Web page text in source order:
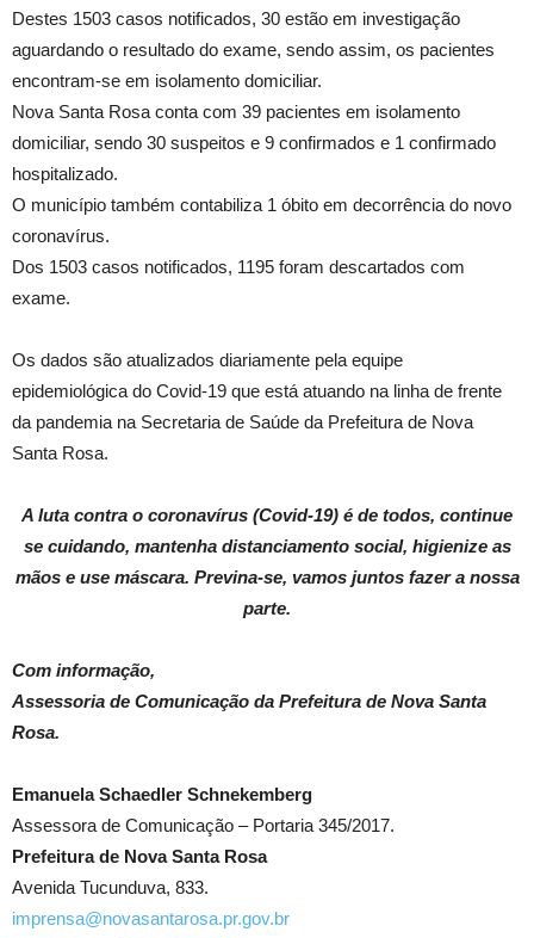
Destes 1503 casos notificados, 30 estão em investigação
aguardando o resultado do exame, sendo assim, os pacientes
encontram-se em isolamento domiciliar.
Nova Santa Rosa conta com 39 pacientes em isolamento
domiciliar, sendo 30 suspeitos e 9 confirmados e 1 confirmado
hospitalizado.
O município também contabiliza 1 óbito em decorrência do novo
coronavírus.
Dos 1503 casos notificados, 1195 foram descartados com
exame.
Os dados são atualizados diariamente pela equipe
epidemiológica do Covid-19 que está atuando na linha de frente
da pandemia na Secretaria de Saúde da Prefeitura de Nova
Santa Rosa.
A luta contra o coronavírus (Covid-19) é de todos, continue
se cuidando, mantenha distanciamento social, higienize as
mãos e use máscara. Previna-se, vamos juntos fazer a nossa
parte.
Com informação,
Assessoria de Comunicação da Prefeitura de Nova Santa
Rosa.
Emanuela Schaedler Schnekemberg
Assessora de Comunicação – Portaria 345/2017.
Prefeitura de Nova Santa Rosa
Avenida Tucunduva, 833.
imprensa@novasantarosa.pr.gov.br